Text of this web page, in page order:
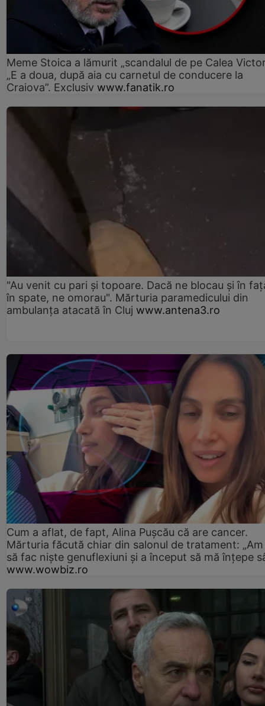
Meme Stoica a lămurit „scandalul de pe Calea
„E a doua, după aia cu carnetul de conducere la
Craiova”. Exclusiv www.fanatik.ro
"Au venit cu pari și topoare. Dacă ne blocau şi în
în spate, ne omorau". Mărturia paramedicului din
ambulanţa atacată în Cluj www.antena3.ro
Cum a aflat, de fapt, Alina Pușcău că are cancer.
Mărturia făcută chiar din salonul de tratament:
să fac niște genuflexiuni și a început să mă înțepe
www.wowbiz.ro